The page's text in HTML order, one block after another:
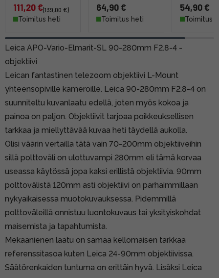
111,20 €(139,00 €)
Toimitus heti
64,90 €
Toimitus heti
54,90 €
Toimitus
Leica APO-Vario-Elmarit-SL 90-280mm F2.8-4 -
objektiivi
Leican fantastinen telezoom objektiivi L-Mount
yhteensopiville kameroille. Leica 90-280mm F2.8-4 on
suunniteltu kuvanlaatu edellä, joten myös kokoa ja
painoa on paljon. Objektiivit tarjoaa poikkeuksellisen
tarkkaa ja miellyttävää kuvaa heti täydellä aukolla.
Olisi väärin vertailla tätä vain 70-200mm objektiiveihin
sillä polttoväli on ulottuvampi 280mm eli tämä korvaa
useassa käytössä jopa kaksi erillistä objektiivia. 90mm
polttovälistä 120mm asti objektiivi on parhaimmillaan
nykyaikaisessa muotokuvauksessa. Pidemmillä
polttoväleillä onnistuu luontokuvaus tai yksityiskohdat
maisemista ja tapahtumista.
Mekaanienen laatu on samaa kellomaisen tarkkaa
referenssitasoa kuten Leica 24-90mm objektiivissa.
Säätörenkaiden tuntuma on erittäin hyvä. Lisäksi Leica